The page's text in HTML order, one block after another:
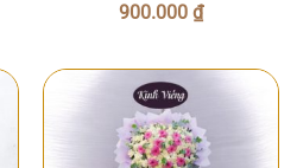
900.000 ₫